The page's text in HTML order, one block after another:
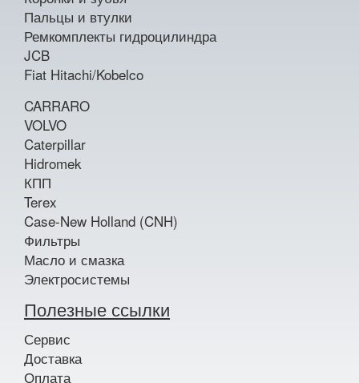
Пальцы и втулки
Ремкомплекты гидроцилиндра
JCB
Fiat Hitachi/Kobelco
CARRARO
VOLVO
Caterpillar
Hidromek
КПП
Terex
Case-New Holland (CNH)
Фильтры
Масло и смазка
Электросистемы
Полезные ссылки
Сервис
Доставка
Оплата